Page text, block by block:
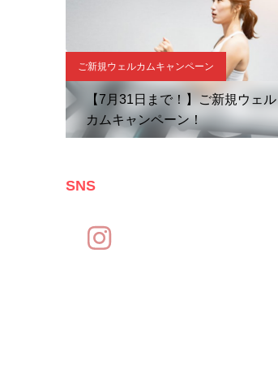
ご新規ウェルカムキャンペーン
【7月31日まで！】ご新規ウェル
カムキャンペーン！
SNS